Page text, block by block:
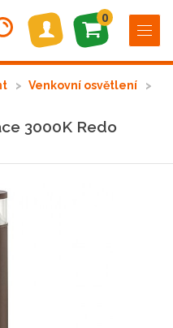
0
Venkovní osvětlení
3000K Redo